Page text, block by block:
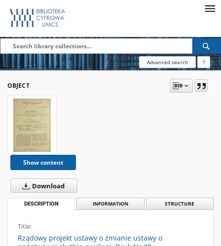
Advanced search ?
OBJECT
Show content
Download
DESCRIPTION INFORMATION STRUCTURE
Title:
Rządowy projekt ustawy o zmianie ustawy o